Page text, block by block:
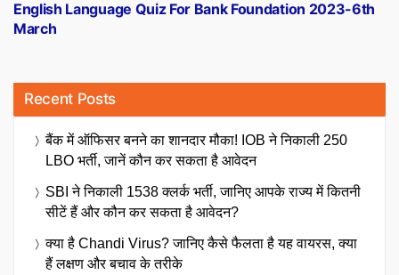
post:
English Language Quiz For Bank Foundation 2023-6th
March
Recent Posts
बैंक में ऑफिसर बनने का शानदार मौका! IOB ने निकाली 250
LBO भर्ती, जानें कौन कर सकता है आवेदन
SBI ने निकाली 1538 क्लर्क भर्ती, जानिए आपके राज्य में कितनी
सीटें हैं और कौन कर सकता है आवेदन?
क्या है Chandi Virus? जानिए कैसे फैलता है यह वायरस, क्या
हैं लक्षण और बचाव के तरीके